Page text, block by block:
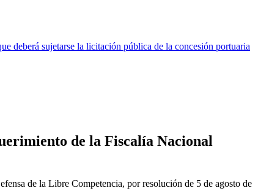
deberá sujetarse la licitación pública de la concesión portuaria
de la Fiscalía Nacional
de la Libre Competencia, por resolución de 5 de agosto de